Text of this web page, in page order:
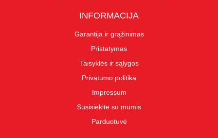
INFORMACIJA
Garantija ir grąžinimas
Pristatymas
Taisyklės ir sąlygos
Privatumo politika
Impressum
Susisiekite su mumis
Parduotuvė